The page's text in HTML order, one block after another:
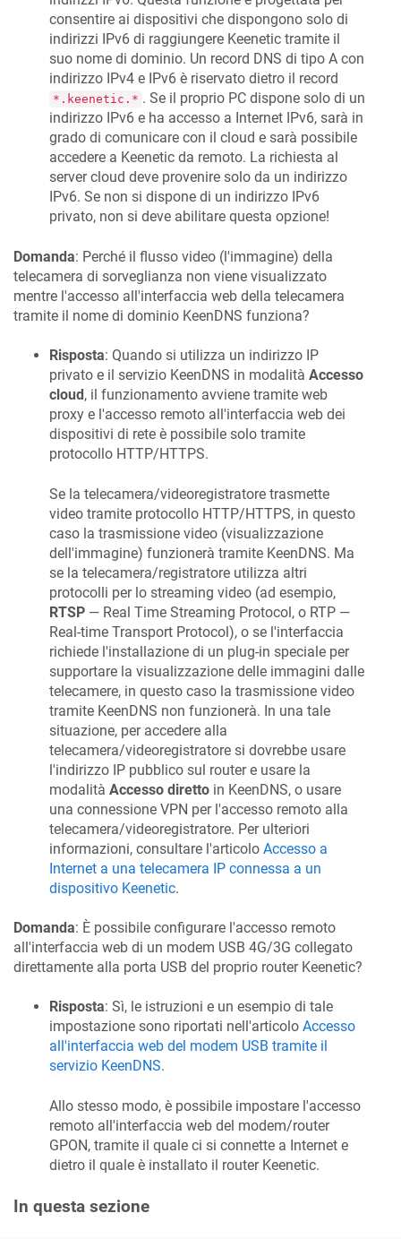
consentire ai dispositivi che dispongono solo di
indirizzi IPv6 di raggiungere Keenetic tramite il
suo nome di dominio. Un record DNS di tipo A con
indirizzo IPv4 e IPv6 è riservato dietro il record
*.keenetic.* . Se il proprio PC dispone solo di un
indirizzo IPv6 e ha accesso a Internet IPv6, sarà in
grado di comunicare con il cloud e sarà possibile
accedere a Keenetic da remoto. La richiesta al
server cloud deve provenire solo da un indirizzo
IPv6. Se non si dispone di un indirizzo IPv6
privato, non si deve abilitare questa opzione!
Domanda: Perché il flusso video (l'immagine) della
telecamera di sorveglianza non viene visualizzato
mentre l'accesso all'interfaccia web della telecamera
tramite il nome di dominio KeenDNS funziona?
Risposta: Quando si utilizza un indirizzo IP
privato e il servizio KeenDNS in modalità Accesso
cloud , il funzionamento avviene tramite web
proxy e l'accesso remoto all'interfaccia web dei
dispositivi di rete è possibile solo tramite
protocollo HTTP/HTTPS.
Se la telecamera/videoregistratore trasmette
video tramite protocollo HTTP/HTTPS, in questo
caso la trasmissione video (visualizzazione
dell'immagine) funzionerà tramite KeenDNS. Ma
se la telecamera/registratore utilizza altri
protocolli per lo streaming video (ad esempio,
RTSP — Real Time Streaming Protocol, o RTP —
Real-time Transport Protocol), o se l'interfaccia
richiede l'installazione di un plug-in speciale per
supportare la visualizzazione delle immagini dalle
telecamere, in questo caso la trasmissione video
tramite KeenDNS non funzionerà. In una tale
situazione, per accedere alla
telecamera/videoregistratore si dovrebbe usare
l'indirizzo IP pubblico sul router e usare la
modalità Accesso diretto in KeenDNS, o usare
una connessione VPN per l'accesso remoto alla
telecamera/videoregistratore. Per ulteriori
informazioni, consultare l'articolo Accesso a
Internet a una telecamera IP connessa a un
dispositivo Keenetic.
Domanda: È possibile configurare l'accesso remoto
all'interfaccia web di un modem USB 4G/3G collegato
direttamente alla porta USB del proprio router Keenetic?
Risposta: Sì, le istruzioni e un esempio di tale
impostazione sono riportati nell'articolo Accesso
all'interfaccia web del modem USB tramite il
servizio KeenDNS.
Allo stesso modo, è possibile impostare l'accesso
remoto all'interfaccia web del modem/router
GPON, tramite il quale ci si connette a Internet e
dietro il quale è installato il router Keenetic.
In questa sezione